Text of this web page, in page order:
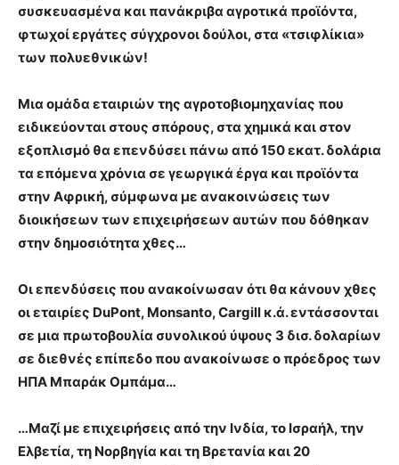
συσκευασμένα και πανάκριβα αγροτικά προϊόντα,
φτωχοί εργάτες σύγχρονοι δούλοι, στα «τσιφλίκια»
των πολυεθνικών!
Μια ομάδα εταιριών της αγροτοβιομηχανίας που
ειδικεύονται στους σπόρους, στα χημικά και στον
εξοπλισμό θα επενδύσει πάνω από 150 εκατ. δολάρια
τα επόμενα χρόνια σε γεωργικά έργα και προϊόντα
στην Αφρική, σύμφωνα με ανακοινώσεις των
διοικήσεων των επιχειρήσεων αυτών που δόθηκαν
στην δημοσιότητα χθες…
Οι επενδύσεις που ανακοίνωσαν ότι θα κάνουν χθες
οι εταιρίες DuPont, Monsanto, Cargill κ.ά. εντάσσονται
σε μια πρωτοβουλία συνολικού ύψους 3 δισ. δολαρίων
σε διεθνές επίπεδο που ανακοίνωσε ο πρόεδρος των
ΗΠΑ Μπαράκ Ομπάμα…
…Μαζί με επιχειρήσεις από την Ινδία, το Ισραήλ, την
Ελβετία, τη Νορβηγία και τη Βρετανία και 20